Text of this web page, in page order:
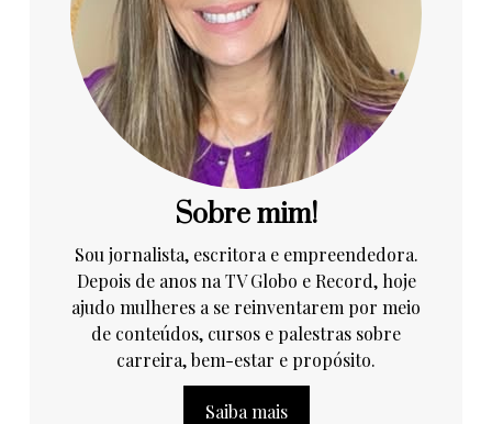
Sobre mim!
Sou jornalista, escritora e empreendedora.
Depois de anos na TV Globo e Record, hoje
ajudo mulheres a se reinventarem por meio
de conteúdos, cursos e palestras sobre
carreira, bem-estar e propósito.
Saiba mais